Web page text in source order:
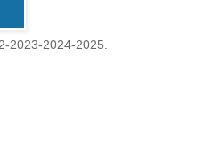
2023-2024-2025.